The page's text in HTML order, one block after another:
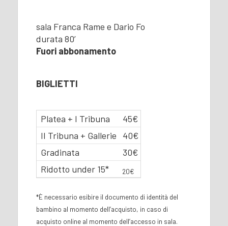
sala Franca Rame e Dario Fo
durata 80’
Fuori abbonamento
BIGLIETTI
Platea + I Tribuna
45€
II Tribuna + Gallerie
40€
Gradinata
30€
Ridotto under 15*
20€
*È necessario esibire il documento di identità del
bambino al momento dell’acquisto, in caso di
acquisto online al momento dell’accesso in sala.